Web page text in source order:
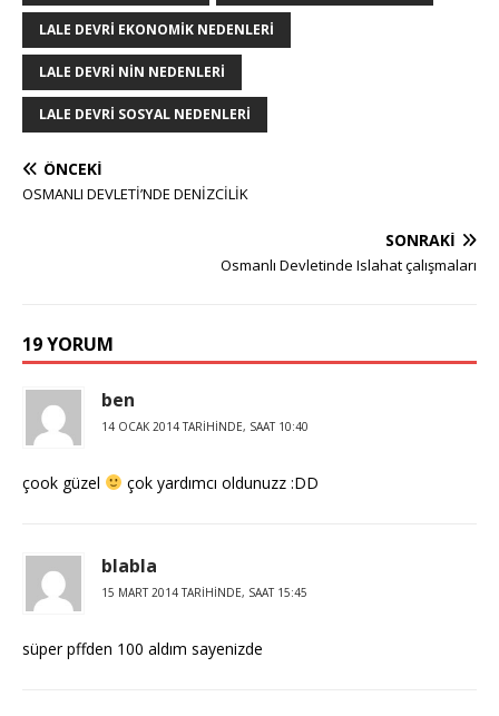
LALE DEVRI EKONOMIK NEDENLERI
LALE DEVRI NIN NEDENLERI
LALE DEVRI SOSYAL NEDENLERI
ÖNCEKI
OSMANLI DEVLETİ’NDE DENİZCİLİK
SONRAKI
Osmanlı Devletinde Islahat çalışmaları
19 YORUM
ben
14 OCAK 2014 TARIHINDE, SAAT 10:40
çook güzel çok yardımcı oldunuzz :DD
blabla
15 MART 2014 TARIHINDE, SAAT 15:45
süper pffden 100 aldım sayenizde